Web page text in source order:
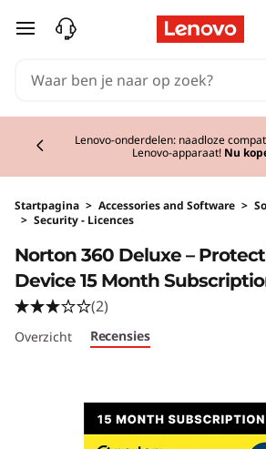
Ga naar de hoofdinhoud
Lenovo-onderdelen: naadloze
Lenovo-apparaat! Nu
Startpagina > Accessories and Software >
> Security - Licences
Norton 360 Deluxe –
Device 15 Month
(2)
Overzicht Recensies